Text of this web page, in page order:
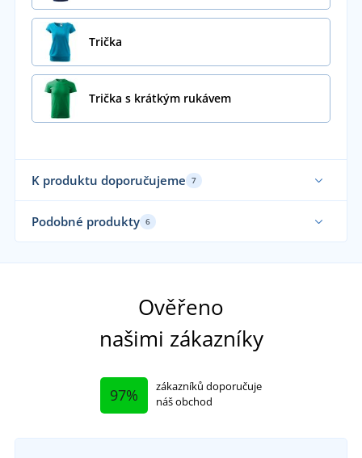
Trička
Trička s krátkým rukávem
K produktu doporučujeme 7
Až do velikosti 5XL
Udržitelnost
Podobné produkty 6
Praní až na 95 °C
Ověřeno
našimi zákazníky
97%
zákazníků doporučuje
náš obchod